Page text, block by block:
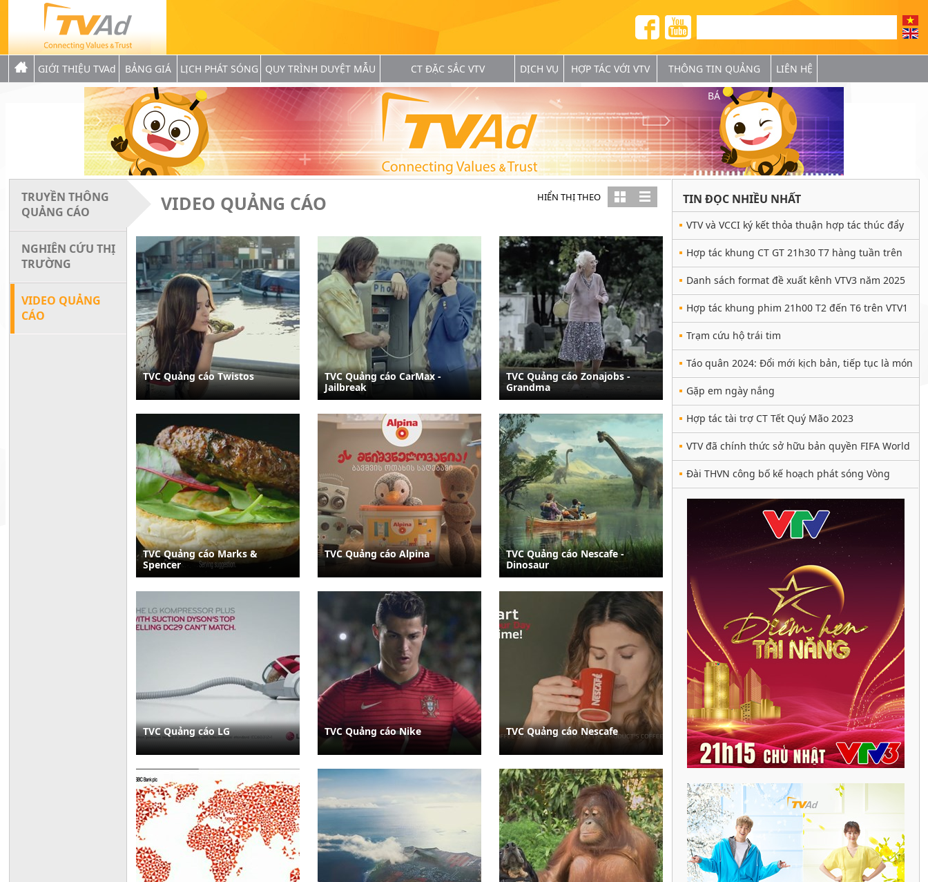
GIỚI THIỆU TVAd BẢNG GIÁ LỊCH PHÁT SÓNG QUY TRÌNH DUYỆT MẪU CT ĐẶC SẮC VTV DỊCH VỤ HỢP TÁC VỚI VTV THÔNG TIN QUẢNG
BÁ
LIÊN HỆ
TRUYỀN THÔNG
QUẢNG CÁO
NGHIÊN CỨU THỊ
TRƯỜNG
VIDEO QUẢNG
CÁO
VIDEO QUẢNG CÁO HIỂN THỊ THEO
TVC Quảng cáo Twistos
TVC Quảng cáo CarMax -
Jailbreak
TVC Quảng cáo Zonajobs -
Grandma
TVC Quảng cáo Marks &
Spencer
TVC Quảng cáo Alpina
TVC Quảng cáo Nescafe -
Dinosaur
TVC Quảng cáo LG TVC Quảng cáo Nike TVC Quảng cáo Nescafe
TIN ĐỌC NHIỀU NHẤT
VTV và VCCI ký kết thỏa thuận hợp tác thúc đẩy
phát triển doanh nghiệp giai đoạn 2025 - 2028
Hợp tác khung CT GT 21h30 T7 hàng tuần trên
VTV3
Danh sách format đề xuất kênh VTV3 năm 2025
Hợp tác khung phim 21h00 T2 đến T6 trên VTV1
Trạm cứu hộ trái tim
Táo quân 2024: Đổi mới kịch bản, tiếp tục là món
ăn tinh thần hấp dẫn
Gặp em ngày nắng
Hợp tác tài trợ CT Tết Quý Mão 2023
VTV đã chính thức sở hữu bản quyền FIFA World
Cup 2022™
Đài THVN công bố kế hoạch phát sóng Vòng
Chung kết UEFA EURO 2020™